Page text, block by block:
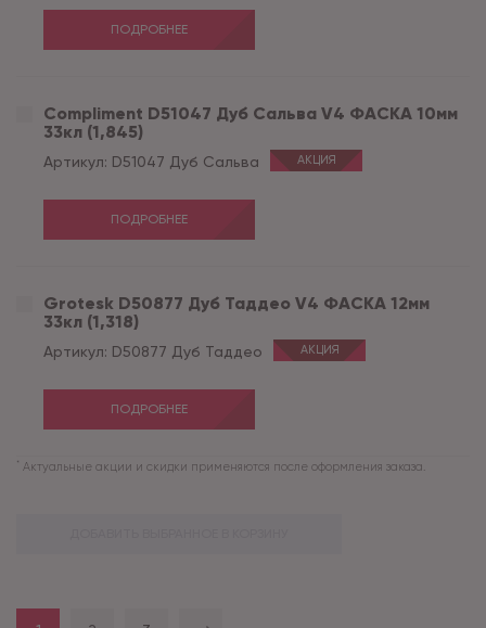
ПОДРОБНЕЕ
Compliment D51047 Дуб Сальва V4 ФАСКА 10мм
33кл (1,845)
Артикул: D51047 Дуб Сальва АКЦИЯ
ПОДРОБНЕЕ
Grotesk D50877 Дуб Таддео V4 ФАСКА 12мм
33кл (1,318)
Артикул: D50877 Дуб Таддео АКЦИЯ
ПОДРОБНЕЕ
* Актуальные акции и скидки применяются после оформления заказа.